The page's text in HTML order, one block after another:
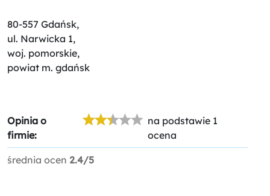
80-557 Gdańsk,
ul. Narwicka 1,
woj. pomorskie,
powiat m. gdańsk
Opinia o
firmie:
na podstawie 1
ocena
średnia ocen 2.4/5